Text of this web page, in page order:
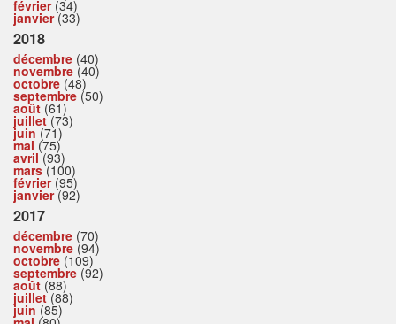
février(34)
janvier(33)
2018
décembre (40)
novembre (40)
octobre (48)
septembre (50)
août (61)
juillet(73)
juin (71)
mai (75)
avril(93)
mars(100)
février(95)
janvier(92)
2017
décembre (70)
novembre (94)
octobre (109)
septembre (92)
août (88)
juillet(88)
juin (85)